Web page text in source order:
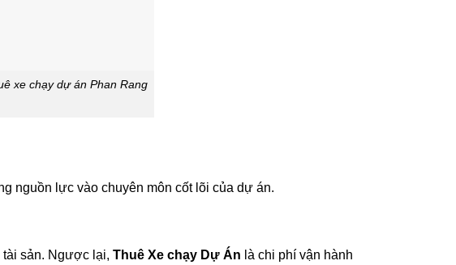
xe chạy dự án Phan Rang
nguồn lực vào chuyên môn cốt lõi của dự án.
sản. Ngược lại, Thuê Xe chạy Dự Án là chi phí vận hành